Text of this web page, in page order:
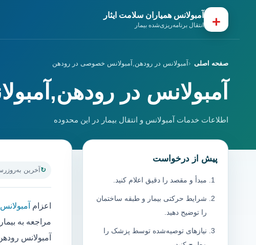
+ آمبولانس همیاران سلامت ایثار
انتقال برنامه‌ریزی‌شده بیمار
صفحه اصلی آمبولانس در رودهن,آمبولانس خصوصی در رودهن
آمبولانس در
اطلاعات خدمات آمبولانس و انتقال بیمار در این محدوده
آخرین به‌روزرسانی: ۳۰
اعزام
مراجعه به
آمبولانس
پیش از درخواست
مبدأ و مقصد را دقیق اعلام کنید.
شرایط حرکتی بیمار و طبقه ساختمان
را توضیح دهید.
نیازهای توصیه‌شده توسط پزشک را